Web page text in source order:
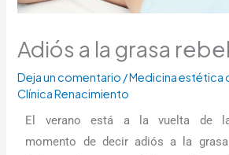
Adiós a la grasa
Deja un comentario /Medicina estética
Clínica Renacimiento
El verano está a la vuelta de
momento de decir adiós a la